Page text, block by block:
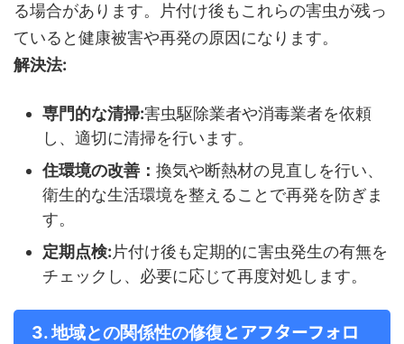
る場合があります。片付け後もこれらの害虫が残っ
ていると健康被害や再発の原因になります。
解決法:
専門的な清掃:害虫駆除業者や消毒業者を依頼
し、適切に清掃を行います。
住環境の改善： 換気や断熱材の見直しを行い、
衛生的な生活環境を整えることで再発を防ぎま
す。
定期点検:片付け後も定期的に害虫発生の有無を
チェックし、必要に応じて再度対処します。
3. 地域との関係性の修復とアフターフォロ